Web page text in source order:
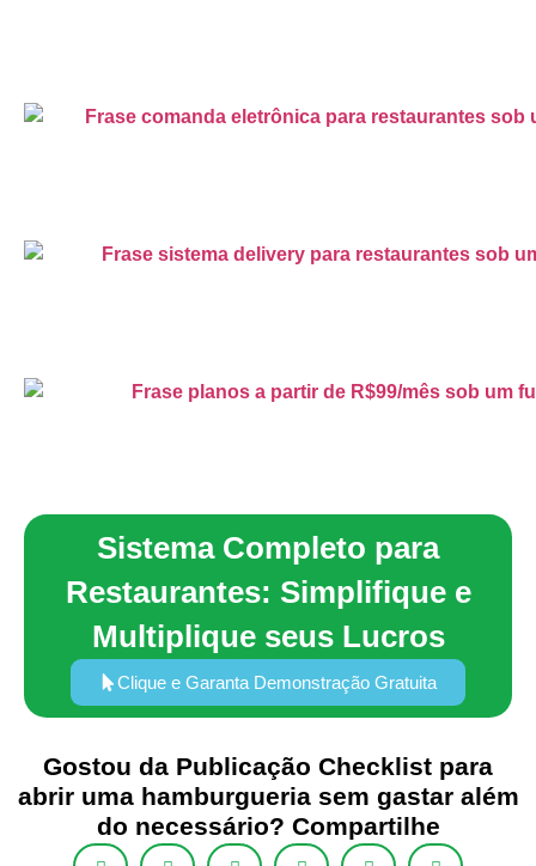
Sistema Completo para
Restaurantes: Simplifique e
Multiplique seus Lucros
Clique e Garanta Demonstração Gratuita
Gostou da Publicação Checklist para
abrir uma hamburgueria sem gastar além
do necessário? Compartilhe